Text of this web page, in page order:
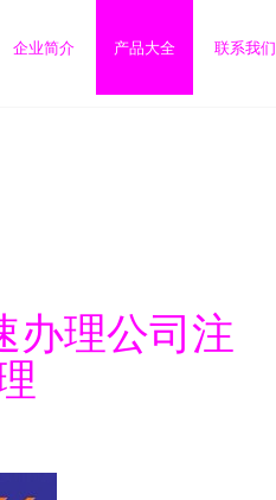
企业简介 产品大全 联系我们
办理公司注